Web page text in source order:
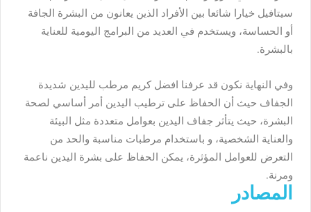
سيتافيل خيارا شائعا بين الأفراد الذين يعانون من البشرة الجافة
أو الحساسة، ويستخدم في العديد من البرامج اليومية للعناية
بالبشرة.
وفي النهاية نكون قد عرفنا افضل كريم مرطب لليدين شديدة
الجفاف حيث أن الحفاظ على ترطيب اليدين أمر أساسي لصحة
البشرة، حيث يتأثر جفاف اليدين بعوامل متعددة مثل البيئة
والعناية الشخصية، و باستخدام مرطبات مناسبة والحد من
التعرض للعوامل المؤثرة، يمكن الحفاظ على بشرة اليدين ناعمة
ومرنة.
المصادر